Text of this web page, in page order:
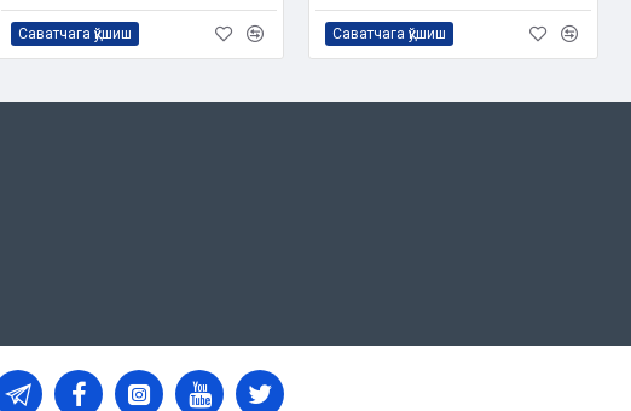
Саватчага қўшиш Саватчага қўшиш